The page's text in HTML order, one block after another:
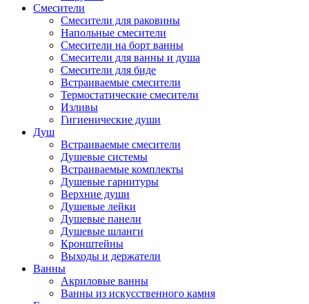
Смесители
Смесители для раковины
Напольные смесители
Смесители на борт ванны
Смесители для ванны и душа
Смесители для биде
Встраиваемые смесители
Термостатические смесители
Изливы
Гигиенические души
Душ
Встраиваемые смесители
Душевые системы
Встраиваемые комплекты
Душевые гарнитуры
Верхние души
Душевые лейки
Душевые панели
Душевые шланги
Кронштейны
Выходы и держатели
Ванны
Акриловые ванны
Ванны из искусственного камня